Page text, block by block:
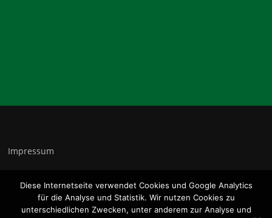
Impressum
Datenschutz
Diese Internetseite verwendet Cookies und Google Analytics
für die Analyse und Statistik. Wir nutzen Cookies zu
unterschiedlichen Zwecken, unter anderem zur Analyse und